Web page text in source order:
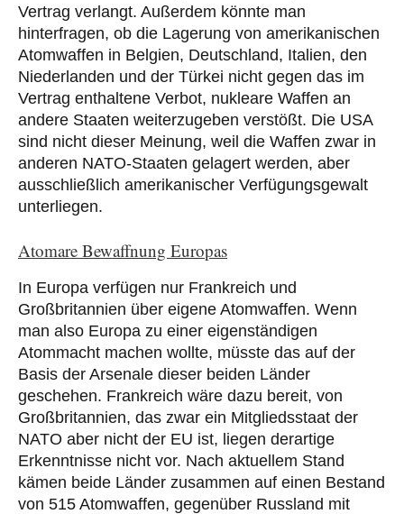
Vertrag verlangt. Außerdem könnte man
hinterfragen, ob die Lagerung von amerikanischen
Atomwaffen in Belgien, Deutschland, Italien, den
Niederlanden und der Türkei nicht gegen das im
Vertrag enthaltene Verbot, nukleare Waffen an
andere Staaten weiterzugeben verstößt. Die USA
sind nicht dieser Meinung, weil die Waffen zwar in
anderen NATO-Staaten gelagert werden, aber
ausschließlich amerikanischer Verfügungsgewalt
unterliegen.
Atomare Bewaffnung Europas
In Europa verfügen nur Frankreich und
Großbritannien über eigene Atomwaffen. Wenn
man also Europa zu einer eigenständigen
Atommacht machen wollte, müsste das auf der
Basis der Arsenale dieser beiden Länder
geschehen. Frankreich wäre dazu bereit, von
Großbritannien, das zwar ein Mitgliedsstaat der
NATO aber nicht der EU ist, liegen derartige
Erkenntnisse nicht vor. Nach aktuellem Stand
kämen beide Länder zusammen auf einen Bestand
von 515 Atomwaffen, gegenüber Russland mit